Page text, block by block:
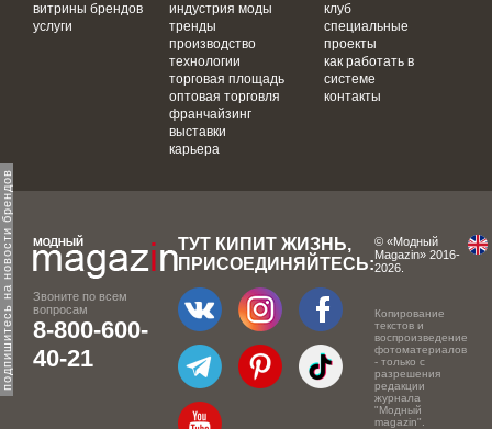
подпишитесь на новости брендов
витрины брендов
услуги
индустрия моды
тренды
производство
технологии
торговая площадь
оптовая торговля
франчайзинг
выставки
карьера
клуб
специальные
проекты
как работать в
системе
контакты
Звоните по всем
вопросам
8-800-600-
40-21
ТУТ КИПИТ ЖИЗНЬ,
ПРИСОЕДИНЯЙТЕСЬ:
© «Модный
Magazin» 2016-
2026.
Копирование
текстов и
воспроизведение
фотоматериалов
- только с
разрешения
редакции
журнала
"Модный
magazin".